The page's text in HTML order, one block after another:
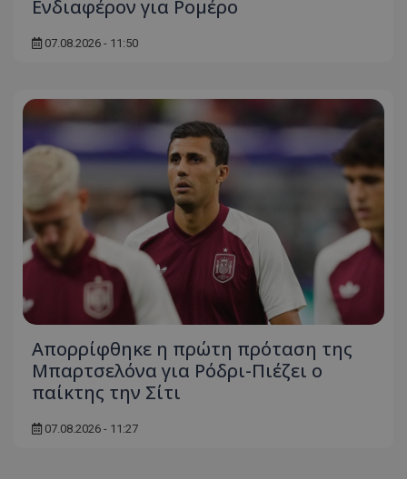
Ενδιαφέρον για Ρομέρο
07.08.2026 - 11:50
Απορρίφθηκε η πρώτη πρόταση της
Μπαρτσελόνα για Ρόδρι-Πιέζει ο
παίκτης την Σίτι
07.08.2026 - 11:27